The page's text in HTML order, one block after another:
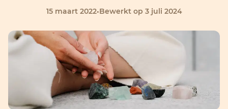
15 maart 2022•Bewerkt op 3 juli 2024